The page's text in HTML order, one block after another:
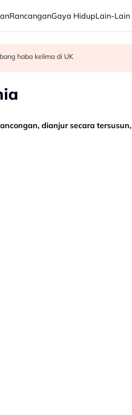
RancanganGaya HidupLain-Lain
di Alor Setar
haba kelima di UK
dianjur secara tersusun,